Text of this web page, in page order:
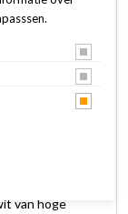
Felix
en
van hoge
niet zal
en
van hoge